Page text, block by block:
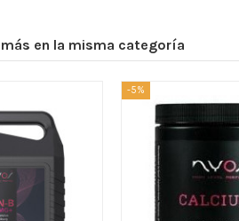
en la misma categoría
-5%